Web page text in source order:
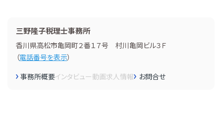
三野隆子税理士事務所
香川県高松市亀岡町２番１７号 村川亀岡ビル３Ｆ
（電話番号を表示）
事務所概要インタビュー動画求人情報 お問合せ